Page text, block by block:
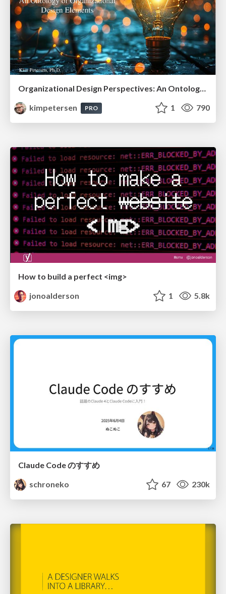
Organizational Design Perspectives: An Ontology of Organizational Design Elements
kimpetersen
PRO 1 790
How to build a perfect <img>
jonoalderson
1 5.8k
Claude Code のすすめ
schroneko
67 230k